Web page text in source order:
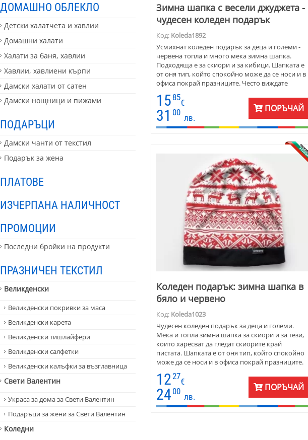
ДОМАШНО ОБЛЕКЛО
Детски халатчета и хавлии
Домашни халати
Халати за баня, хавлии
Хавлии, хавлиени кърпи
Дамски халати от сатен
Дамски нощници и пижами
ПОДАРЪЦИ
Дамски чанти от текстил
Подарък за жена
ПЛАТОВЕ
ИЗЧЕРПАНА НАЛИЧНОСТ
ПРОМОЦИИ
Последни бройки на продукти
ПРАЗНИЧЕН ТЕКСТИЛ
Великденски
Великденски покривки за маса
Великденски карета
Великденски тишлайфери
Великденски салфетки
Великденски калъфки за възглавница
Свети Валентин
Украса за дома за Свети Валентин
Подаръци за жени за Свети Валентин
Коледни
Зимна шапка с весели джуджета -
чудесен коледен подарък
Код: Koleda1892
Усмихнат коледен подарък за деца и големи -
червена топла и много мека зимна шапка.
Подходяща е за скиори и за кибици. Шапката е
от оня тип, който спокойно може да се носи и в
офиса покрай празниците. Често виждате
млади ИТ специалисти да се разхождат с тях -
подарете им такава шапка. Хорото на
джуджетата ще ще зарадва всеки! Зимната
шапка е унисекс. Предлага се във вариант за
деца, тийнейджири, жени и мъже
15 85
€
31 00
лв.
ПОРЪЧАЙ
Коледен подарък: зимна шапка в
бяло и червено
Код: Koleda1023
Чудесен коледен подарък за деца и големи.
Мека и топла зимна шапка за скиори и за тези,
които харесват да гледат скиорите край
пистата. Шапката е от оня тип, който спокойно
може да се носи и в офиса покрай празниците.
Традиционни коледни шевици, елени, чакащи
шейната на добрия старец. и какво ли не още!
Зимната шапка е унисекс. Предлага се във
вариант за деца, тийнейджири, жени и мъже.
1227
€
24 00
лв.
ПОРЪЧАЙ